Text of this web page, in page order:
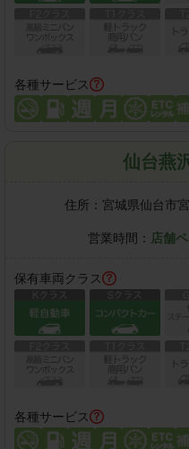
各種サービス
仙台燕
住所： 宮城県仙台市
営業時間： 店舗
保有車両クラス
各種サービス